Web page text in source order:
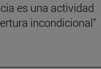
es una actividad
incondicional"